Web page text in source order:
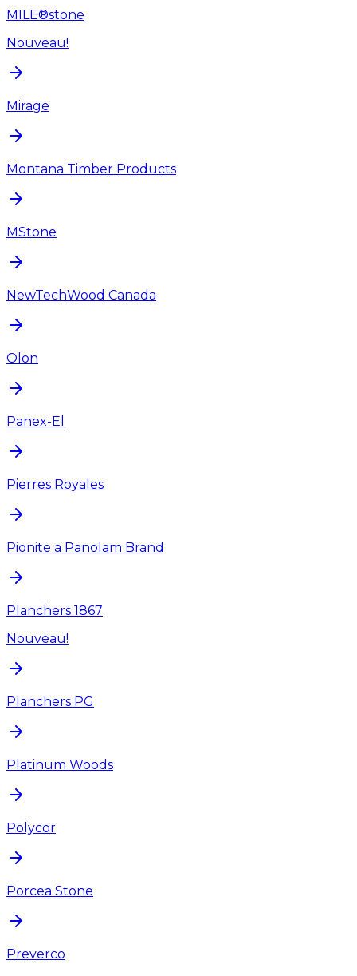
MILE®stone
Nouveau!
Mirage
Montana Timber Products
MStone
NewTechWood Canada
Olon
Panex-El
Pierres Royales
Pionite a Panolam Brand
Planchers 1867
Nouveau!
Planchers PG
Platinum Woods
Polycor
Porcea Stone
Preverco